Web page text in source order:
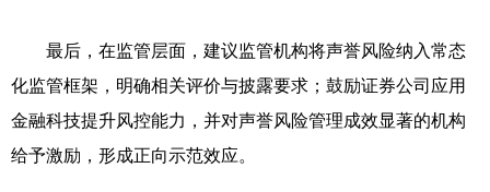
最后，在监管层面，建议监管机构将声誉风险纳入常态
化监管框架，明确相关评价与披露要求；鼓励证券公司应用
金融科技提升风控能力，并对声誉风险管理成效显著的机构
给予激励，形成正向示范效应。